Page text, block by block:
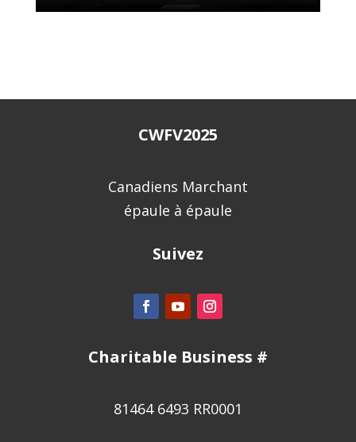
CWFV2025
Canadiens Marchant
épaule à épaule
Suivez
Charitable Business #
81464 6493 RR0001